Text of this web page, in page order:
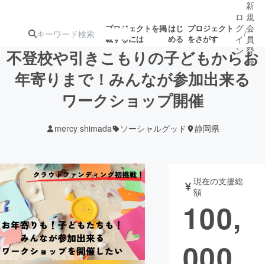
プロジェクトを掲
載するには
はじ
める
プロジェクト
をさがす
注目のリ 注目の新着プロ 募集終了が近いプ
テクノロジー・ガジェット
映像・映画 書籍・雑誌
ビジネス・起業 チャレンジ
ロ
グ
イ
ン
/
新
規
会
員
登
録
不登校や引きこもりの子どもからお
年寄りまで！みんなが参加出来る
ワークショップ開催
mercy shimada ソーシャルグッド 静岡県
現在の支援総
額
100,